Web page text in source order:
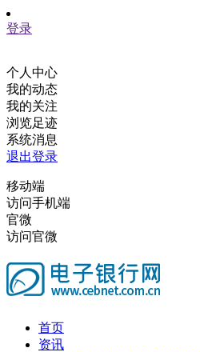
登录
个人中心
我的动态
我的关注
浏览足迹
系统消息
退出登录
移动端
访问手机端
官微
访问官微
首页
资讯